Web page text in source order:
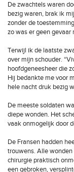
De zwachtels waren
bezig waren, brak ik
zonder de
zo was er geen gevaar
Terwijl ik de laatste
over mijn schouder.
hoofdgeneesheer die
Hij bedankte me voor
hele nacht druk bezig
De meeste soldaten
diepe wonden. Het
vaak onmogelijk door
De Fransen hadden
trouwens. Alle
chirurgie praktisch
een gebroken,